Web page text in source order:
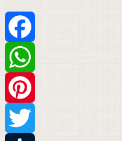
Facebook
WhatsApp
Pinterest